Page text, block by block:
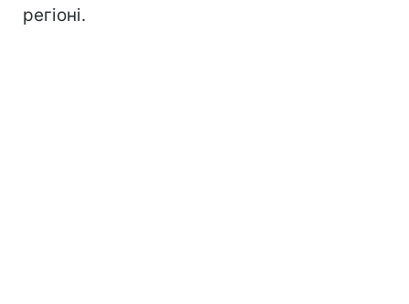
регіоні.